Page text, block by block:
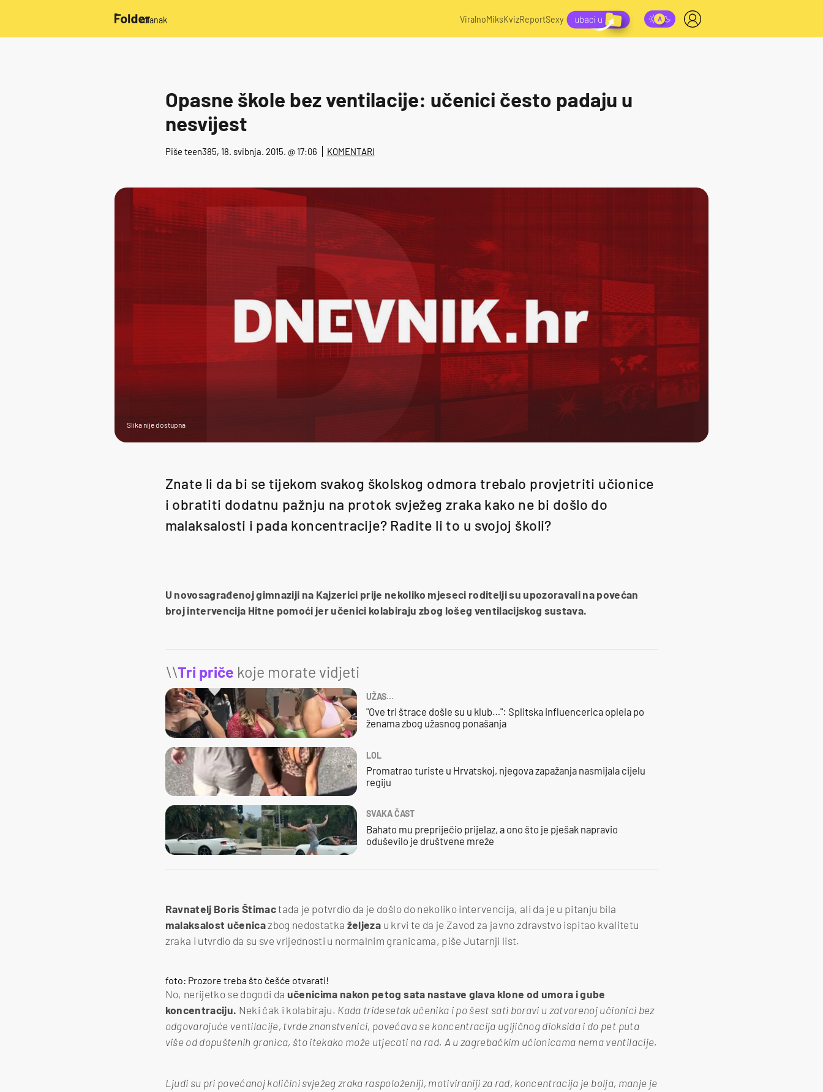
/članak ViralnoMiksKvizReportSexy
Opasne škole bez ventilacije: učenici često padaju u
nesvijest
Piše teen385, 18. svibnja. 2015. @ 17:06 KOMENTARI
Slika nije dostupna
Znate li da bi se tijekom svakog školskog odmora trebalo provjetriti učionice
i obratiti dodatnu pažnju na protok svježeg zraka kako ne bi došlo do
malaksalosti i pada koncentracije? Radite li to u svojoj školi?
U novosagrađenoj gimnaziji na Kajzerici prije nekoliko mjeseci roditelji su upozoravali na povećan
broj intervencija Hitne pomoći jer učenici kolabiraju zbog lošeg ventilacijskog sustava.
\\Tri priče koje morate vidjeti
UŽAS…
"Ove tri štrace došle su u klub…": Splitska influencerica oplela po
ženama zbog užasnog ponašanja
LOL
Promatrao turiste u Hrvatskoj, njegova zapažanja nasmijala cijelu
regiju
SVAKA ČAST
Bahato mu prepriječio prijelaz, a ono što je pješak napravio
oduševilo je društvene mreže
Ravnatelj Boris Štimactada je potvrdio da je došlo do nekoliko intervencija, ali da je u pitanju bila
malaksalost učenicazbog nedostatka željeza u krvi te da je Zavod za javno zdravstvo ispitao kvalitetu
zraka i utvrdio da su sve vrijednosti u normalnim granicama, piše Jutarnji list.
foto: Prozore treba što češće otvarati!
No, nerijetko se dogodi da učenicima nakon petog sata nastave glava klone od umora i gube
koncentraciju. Neki čak i kolabiraju. Kada tridesetak učenika i po šest sati boravi u zatvorenoj učionici bez
odgovarajuće ventilacije, tvrde znanstvenici, povećava se koncentracija ugljičnog dioksida i do pet puta
više od dopuštenih granica, što itekako može utjecati na rad. A u zagrebačkim učionicama nema ventilacije.
Ljudi su pri povećanoj količini svježeg zraka raspoloženiji, motiviraniji za rad, koncentracija je bolja, manje je